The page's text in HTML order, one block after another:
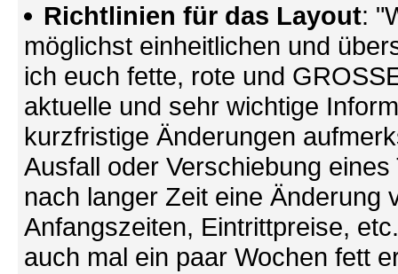
Richtlinien für das Layout:
möglichst einheitlichen und
ich euch fette, rote und
aktuelle und sehr wichtige
kurzfristige Änderungen
Ausfall oder Verschiebung
nach langer Zeit eine Änderung
Anfangszeiten, Eintrittpreise,
auch mal ein paar Wochen fett